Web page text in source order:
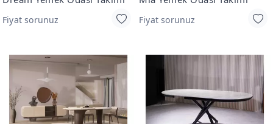
Fiyat sorunuz Fiyat sorunuz